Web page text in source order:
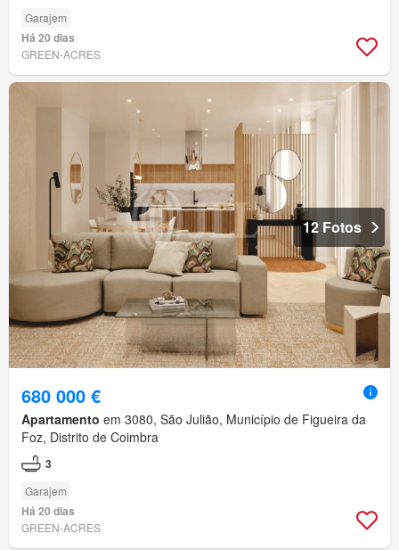
Garajem
Há 20 dias
GREEN-ACRES
12 Fotos
680 000 €
Apartamento em 3080, São Julião, Município de Figueira da
Foz, Distrito de Coimbra
3
Garajem
Há 20 dias
GREEN-ACRES